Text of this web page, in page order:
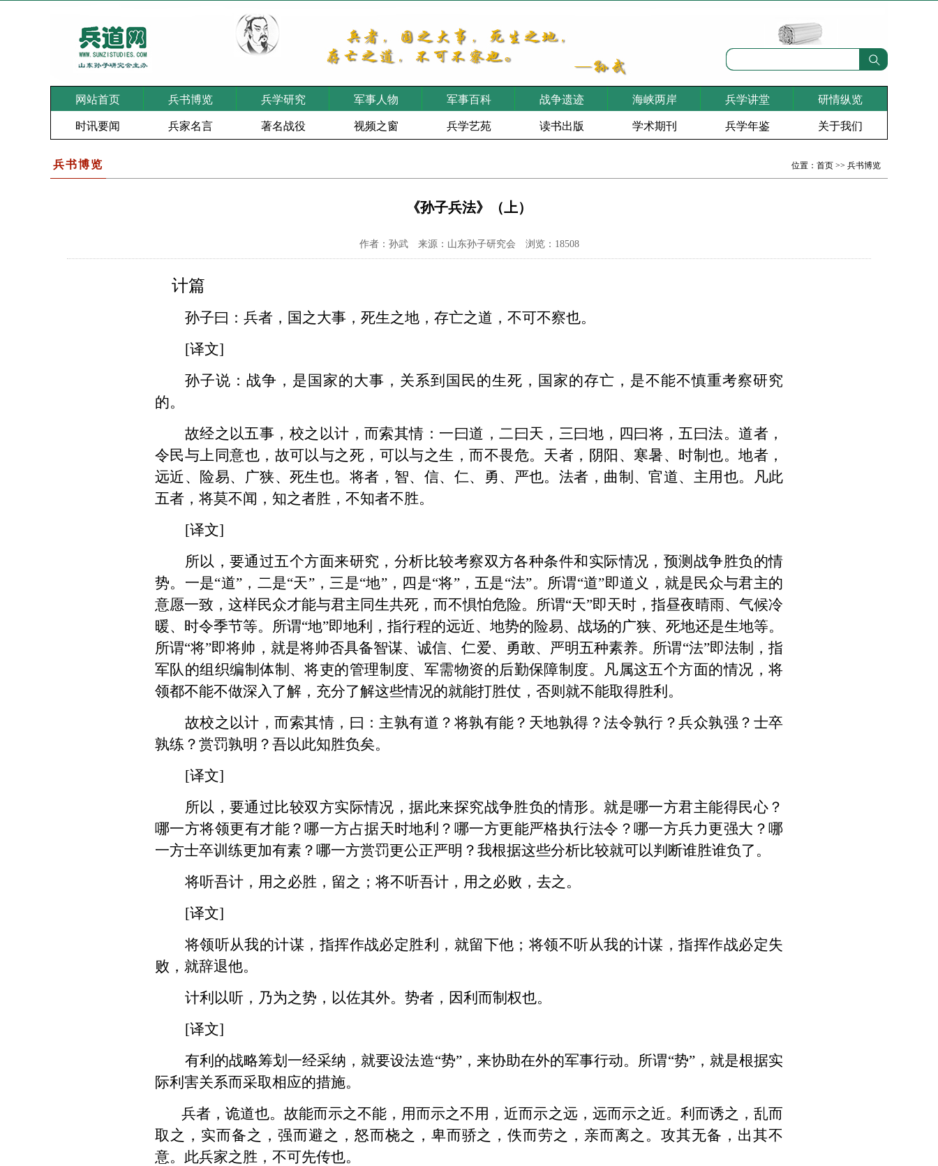
网站首页 兵书博览 兵学研究 军事人物 军事百科 战争遗迹 海峡两岸 兵学讲堂 研情纵览
时讯要闻 兵家名言 著名战役 视频之窗 兵学艺苑 读书出版 学术期刊 兵学年鉴 关于我们
兵书博览 位置： 首页 >> 兵书博览
《孙子兵法》（上）
作者：孙武 来源：山东孙子研究会 浏览：18508
计篇
孙子曰：兵者，国之大事，死生之地，存亡之道，不可不察也。
[译文]
孙子说：战争，是国家的大事，关系到国民的生死，国家的存亡，是不能不慎重考察研究
的。
故经之以五事 ， 校之以计 ，而索其情 ： 一曰道 ，二曰天 ， 三曰地 ， 四曰将 ， 五曰法。道者，
令民与上同意也，故可以与之死，可以与之生，而不畏危。天者，阴阳、寒暑、时制也。地者，
远近、险易、广狭、死生也。将者，智、信、仁、勇、严也。法者，曲制、官道、主用也。凡此
五者，将莫不闻，知之者胜，不知者不胜。
[译文]
所以，要通过五个方面来研究，分析比较考察双方各种条件和实际情况，预测战争胜负的情
势。一是“道”，二是“天”，三是“地”，四是“将”，五是“法”。所谓“道”即道义，就是民众与君主的
意愿一致，这样民众才能与君主同生共死，而不惧怕危险。所谓“天”即天时，指昼夜晴雨、气候冷
暖、时令季节等。所谓“地”即地利，指行程的远近、地势的险易、战场的广狭、死地还是生地等。
所谓“将”即将帅，就是将帅否具备智谋、诚信、仁爱、勇敢、严明五种素养。所谓“法”即法制，指
军队的组织编制体制、将吏的管理制度、军需物资的后勤保障制度。凡属这五个方面的情况，将
领都不能不做深入了解，充分了解这些情况的就能打胜仗，否则就不能取得胜利。
故校之以计，而索其情，曰：主孰有道？将孰有能？天地孰得？法令孰行？兵众孰强？士卒
孰练？赏罚孰明？吾以此知胜负矣。
[译文]
所以，要通过比较双方实际情况，据此来探究战争胜负的情形。就是哪一方君主能得民心？
哪一方将领更有才能？哪一方占据天时地利？哪一方更能严格执行法令？哪一方兵力更强大？哪
一方士卒训练更加有素？哪一方赏罚更公正严明？我根据这些分析比较就可以判断谁胜谁负了。
将听吾计，用之必胜，留之；将不听吾计，用之必败，去之。
[译文]
将领听从我的计谋，指挥作战必定胜利，就留下他；将领不听从我的计谋，指挥作战必定失
败，就辞退他。
计利以听，乃为之势，以佐其外。势者，因利而制权也。
[译文]
有利的战略筹划一经采纳，就要设法造“势”，来协助在外的军事行动。所谓“势”，就是根据实
际利害关系而采取相应的措施。
兵者，诡道也。故能而示之不能，用而示之不用，近而示之远，远而示之近。利而诱之，乱而
取之，实而备之，强而避之，怒而桡之，卑而骄之，佚而劳之，亲而离之。攻其无备，出其不
意。此兵家之胜，不可先传也。